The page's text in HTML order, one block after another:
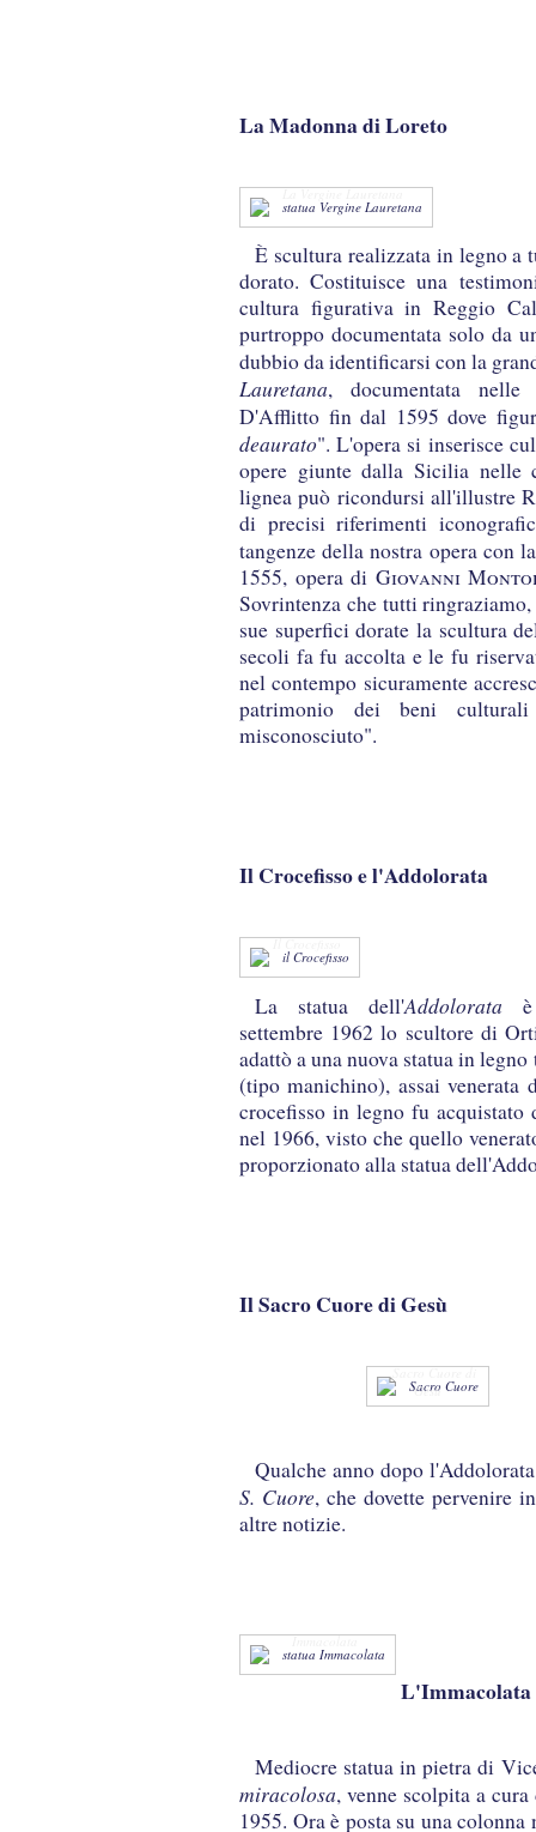
La Madonna di Loreto
La Vergine Lauretana
È scultura realizzata in legno a
dorato. Costituisce una
cultura figurativa in Reggio
purtroppo documentata solo da
dubbio da identificarsi con la
Lauretana, documentata nelle
D'Afflitto fin dal 1595 dove
deaurato". L'opera si inserisce
opere giunte dalla Sicilia nelle
lignea può ricondursi all'illustre
di precisi riferimenti
tangenze della nostra opera con
1555, opera di Giovanni
Sovrintenza che tutti
sue superfici dorate la scultura
secoli fa fu accolta e le fu
nel contempo sicuramente
patrimonio dei beni
misconosciuto".
Il Crocefisso e l'Addolorata
Il Crocefisso
La statua dell'Addolorata è
settembre 1962 lo scultore di
adattò a una nuova statua in
(tipo manichino), assai
crocefisso in legno fu acquistato
nel 1966, visto che quello
proporzionato alla statua
Il Sacro Cuore di Gesù
Sacro Cuore di
Gesù
Qualche anno dopo
S. Cuore, che dovette pervenire
altre notizie.
Immacolata
L'Immacolata
Mediocre statua in pietra di
miracolosa, venne scolpita a
1955. Ora è posta su una